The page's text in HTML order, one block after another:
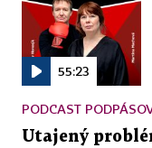
55:23
PODCAST
Utajený